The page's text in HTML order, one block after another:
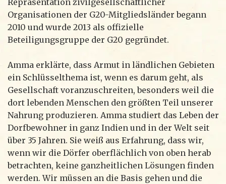
Organisationen der G20-Mitgliedsländer begann
2010 und wurde 2013 als offizielle
Beteiligungsgruppe der G20 gegründet.
Amma erklärte, dass Armut in ländlichen Gebieten
ein Schlüsselthema ist, wenn es darum geht, als
Gesellschaft voranzuschreiten, besonders weil die
dort lebenden Menschen den größten Teil unserer
Nahrung produzieren. Amma studiert das Leben der
Dorfbewohner in ganz Indien und in der Welt seit
über 35 Jahren. Sie weiß aus Erfahrung, dass wir,
wenn wir die Dörfer oberflächlich von oben herab
betrachten, keine ganzheitlichen Lösungen finden
werden. Wir müssen an die Basis gehen und die